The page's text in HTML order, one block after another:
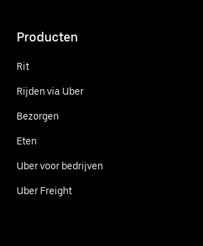
Producten
Rit
Rijden via Uber
Bezorgen
Eten
Uber voor bedrijven
Uber Freight